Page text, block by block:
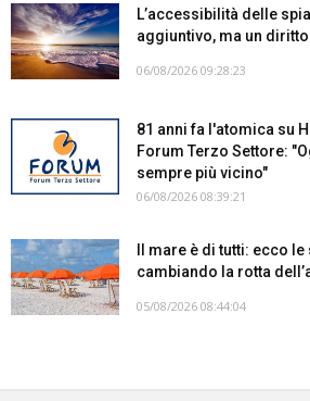
L’accessibilità delle
aggiuntivo, ma un
06/08/2026 09:28:23
81 anni fa l'atomica su
Forum Terzo Settore:
sempre più vicino"
06/08/2026 08:39:21
Il mare è di tutti: ecco
cambiando la rotta
05/08/2026 08:44:04